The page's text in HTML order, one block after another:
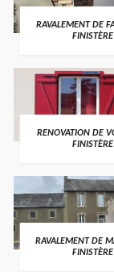
RAVALEMENT DE
FINISTÈRE
RENOVATION DE
FINISTÈRE
RAVALEMENT DE
FINISTÈRE